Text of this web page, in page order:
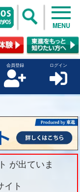
MENU
会員登録 ログイン
が出ていま
イト